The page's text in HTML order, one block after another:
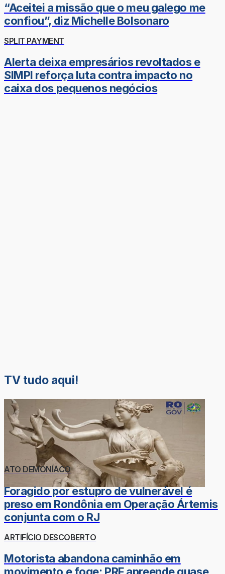
“Aceitei a missão que o meu galego me
confiou”, diz Michelle Bolsonaro
SPLIT PAYMENT
Alerta deixa empresários revoltados e
SIMPI reforça luta contra impacto no
caixa dos pequenos negócios
TV tudo aqui!
ATO DEMONÍACO
Foragido por estupro de vulnerável é
preso em Rondônia em Operação Ártemis
conjunta com o RJ
ARTIFÍCIO DESCOBERTO
Motorista abandona caminhão em